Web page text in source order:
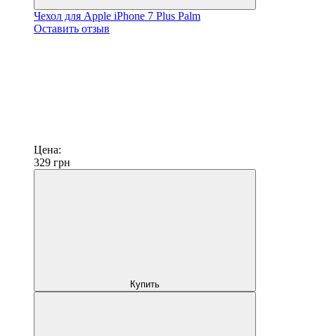
Чехол для Apple iPhone 7 Plus Palm
Оставить отзыв
Цена:
329 грн
Купить